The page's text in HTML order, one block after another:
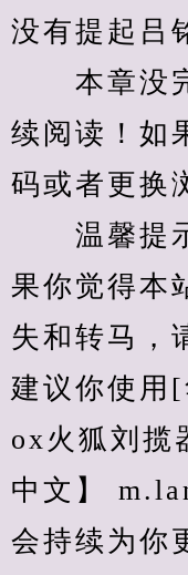
没有提起吕
本章没完
续阅读！如
码或者更换
温馨提示
果你觉得本
失和转马，
建议你使
ox火狐刘揽
中文】
会持续为你